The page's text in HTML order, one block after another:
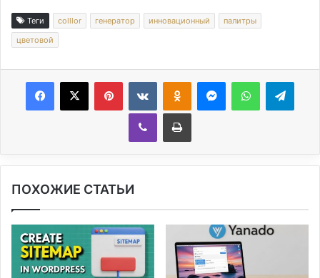
Теги colllor генератор инновационный
палитры
цветовой
ПОХОЖИЕ СТАТЬИ